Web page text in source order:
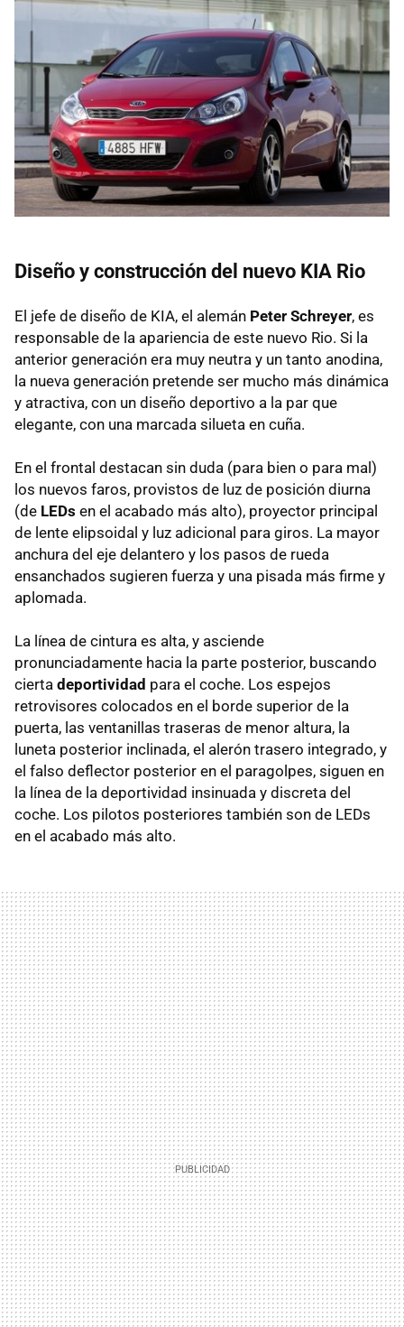
Diseño y construcción del nuevo KIA Rio
El jefe de diseño de KIA, el alemán Peter Schreyer, es
responsable de la apariencia de este nuevo Rio. Si la
anterior generación era muy neutra y un tanto anodina,
la nueva generación pretende ser mucho más dinámica
y atractiva, con un diseño deportivo a la par que
elegante, con una marcada silueta en cuña.
En el frontal destacan sin duda (para bien o para mal)
los nuevos faros, provistos de luz de posición diurna
(de LEDs en el acabado más alto), proyector principal
de lente elipsoidal y luz adicional para giros. La mayor
anchura del eje delantero y los pasos de rueda
ensanchados sugieren fuerza y una pisada más firme y
aplomada.
La línea de cintura es alta, y asciende
pronunciadamente hacia la parte posterior, buscando
cierta deportividad para el coche. Los espejos
retrovisores colocados en el borde superior de la
puerta, las ventanillas traseras de menor altura, la
luneta posterior inclinada, el alerón trasero integrado, y
el falso deflector posterior en el paragolpes, siguen en
la línea de la deportividad insinuada y discreta del
coche. Los pilotos posteriores también son de LEDs
en el acabado más alto.